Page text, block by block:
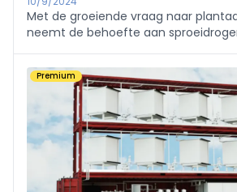
Met de groeiende vraag naar
neemt de behoefte aan
Technology (ISPT) is onlangs een
afgerond naar de efficiëntie van
zeolietsorptiedrogers.
Premium